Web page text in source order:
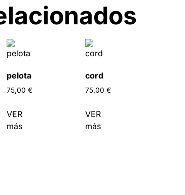
pelota
75,00 €
VER
más
cord
75,00 €
VER
más